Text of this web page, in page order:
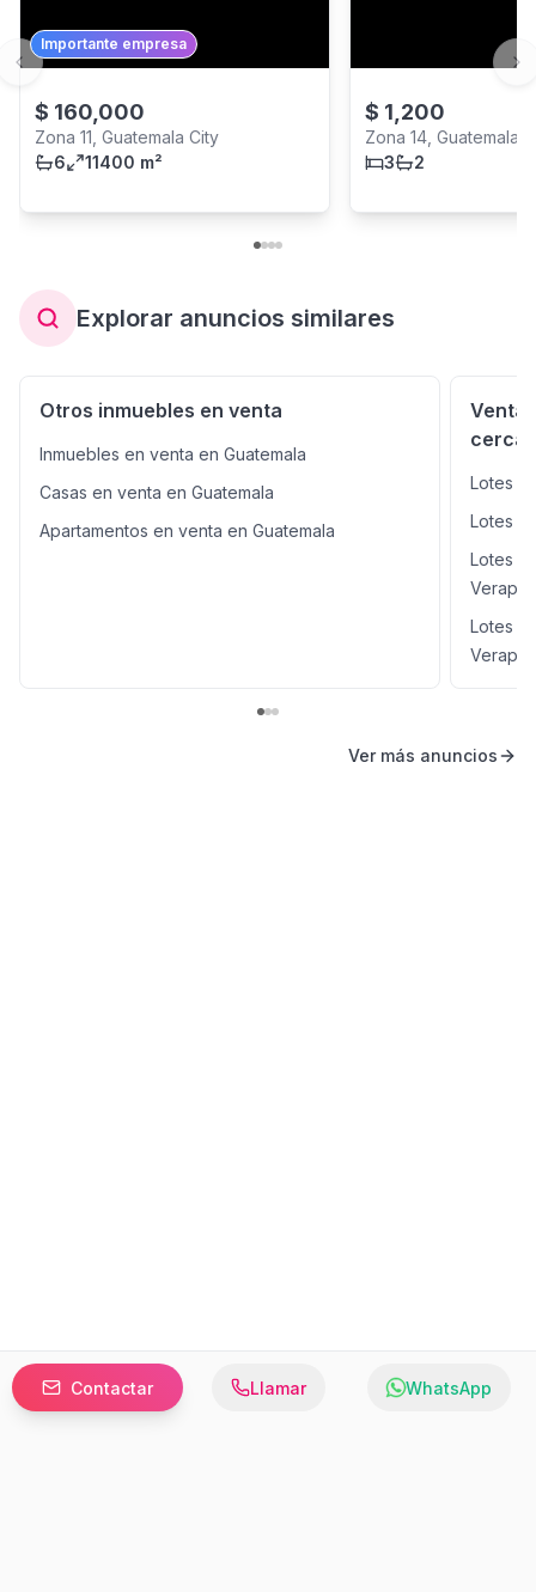
Contactar Llamar WhatsApp
Importante empresa
$ 160,000
Zona 11, Guatemala City
6
11400 m²
$ 1,200
Zona 14, Guatemala
3
2
Previous slide
Explorar anuncios similares
Otros inmuebles en venta
Inmuebles en venta en Guatemala
Casas en venta en Guatemala
Apartamentos en venta en Guatemala
Venta
Lotes y
Lotes y
Lotes y
Lotes y
Ver más anuncios